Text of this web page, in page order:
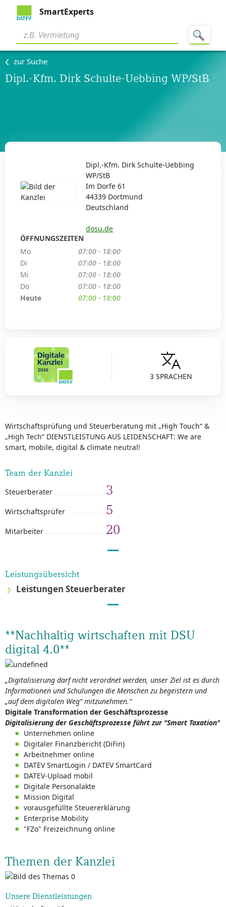
SmartExperts
zur Suche
Dipl.-Kfm. Dirk Schulte-Uebbing WP/StB
3 SPRACHEN
Wirtschaftsprüfung und Steuerberatung mit „High Touch“ &
„High Tech“ DIENSTLEISTUNG AUS LEIDENSCHAFT: We are
smart, mobile, digital & climate neutral!
Team der Kanzlei
Steuerberater 3
Wirtschaftsprüfer 5
Mitarbeiter 20
Leistungsübersicht
Leistungen Steuerberater
**Nachhaltig wirtschaften mit DSU
digital 4.0**
„Digitalisierung darf nicht verordnet werden, unser Ziel ist es durch
Informationen und Schulungen die Menschen zu begeistern und
„auf dem digitalen Weg“ mitzunehmen.“
Digitale Transformation der Geschäftsprozesse
Digitalisierung der Geschäftsprozesse führt zur "Smart Taxation"
Unternehmen online
Digitaler Finanzbericht (DiFin)
Arbeitnehmer online
DATEV SmartLogin / DATEV SmartCard
DATEV-Upload mobil
Digitale Personalakte
Mission Digital
vorausgefüllte Steuererklärung
Enterprise Mobility
"FZo" Freizeichnung online
Themen der Kanzlei
Unsere Dienstleistungen
Dipl.-Kfm. Dirk Schulte-Uebbing
WP/StB
Im Dorfe 61
44339 Dortmund
Deutschland
dosu.de
ÖFFNUNGSZEITEN
Mo
07:00 - 18:00
Di
07:00 - 18:00
Mi
07:00 - 18:00
Do
07:00 - 18:00
Heute
07:00 - 18:00